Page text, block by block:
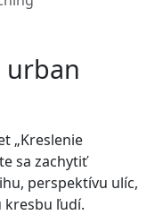
urban
„Kreslenie
sa zachytiť
perspektívu ulíc,
kresbu ľudí.